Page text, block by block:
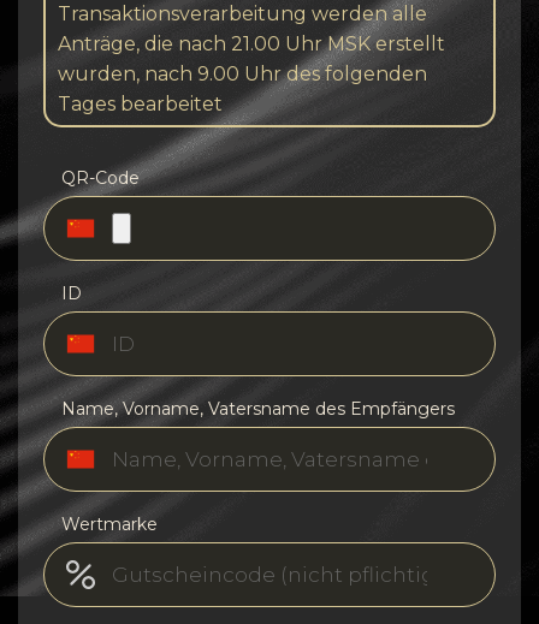
Transaktionsverarbeitung werden alle
Anträge, die nach 21.00 Uhr MSK erstellt
wurden, nach 9.00 Uhr des folgenden
Tages bearbeitet
QR-Code
ID
Name, Vorname, Vatersname des Empfängers
Wertmarke